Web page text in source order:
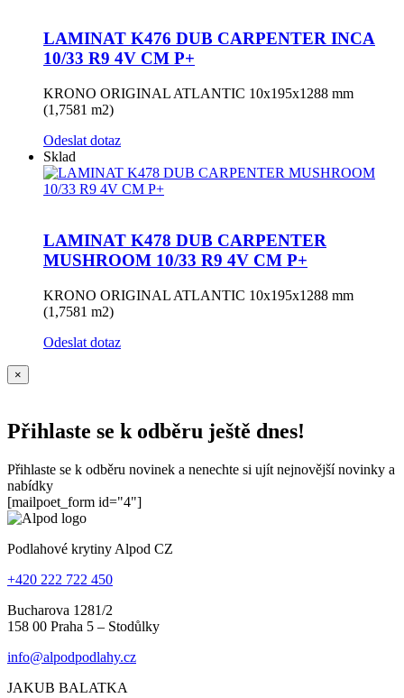
LAMINAT K476 DUB CARPENTER INCA
10/33 R9 4V CM P+
KRONO ORIGINAL ATLANTIC 10x195x1288 mm
(1,7581 m2)
Odeslat dotaz
Sklad
LAMINAT K478 DUB CARPENTER
MUSHROOM 10/33 R9 4V CM P+
KRONO ORIGINAL ATLANTIC 10x195x1288 mm
(1,7581 m2)
Odeslat dotaz
×
Přihlaste se k odběru ještě dnes!
Přihlaste se k odběru novinek a nenechte si ujít nejnovější novinky a
nabídky
[mailpoet_form id="4"]
Podlahové krytiny Alpod CZ
+420 222 722 450
Bucharova 1281/2
158 00 Praha 5 – Stodůlky
info@alpodpodlahy.cz
JAKUB BALATKA